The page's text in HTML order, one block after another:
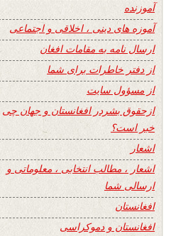
آموزنده
آموزه های دینی ، اخلاقی و اجتماعی
ارسال نامه به مقامات افغان
از دفتر خاطرات برای شما
از مسؤول سایت
ازحقوق بشردر افغانستان و جهان چی
خبر است؟
اشعار
اشعار ، مطالب انتخابی ، معلوماتی و
ارسالی شما
افغانستان
افغانستان و دموکراسی